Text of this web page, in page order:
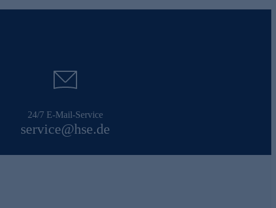
24/7 E-Mail-Service
service@hse.de